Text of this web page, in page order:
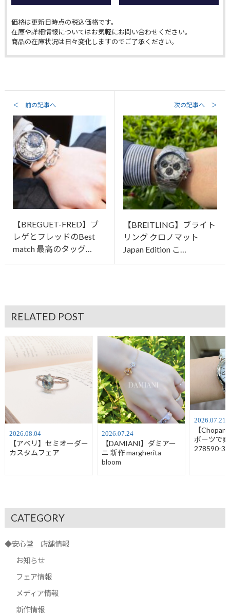
価格は更新日時点の税込価格です。
在庫や詳細情報についてはお気軽にお問い合わせください。
商品の在庫状況は日々変化しますのでご了承ください。
＜ 前の記事へ
【BREGUET-FRED】ブ
レゲとフレッドのBest
match 最高のタッグ…
次の記事へ ＞
【BREITLING】ブライト
リング クロノマット
Japan Edition こ…
RELATED POST
2026.08.04
【アベリ】セミオーダー
カスタムフェア
2026.07.24
【DAMIANI】ダミアー
ニ 新作 margherita
bloom
2026.07.21
【
ポーツで
278590-
CATEGORY
◆安心堂 店舗情報
お知らせ
フェア情報
メディア情報
新作情報